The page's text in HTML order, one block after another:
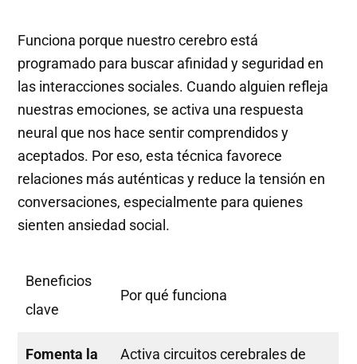
Funciona porque nuestro cerebro está
programado para buscar afinidad y seguridad en
las interacciones sociales. Cuando alguien refleja
nuestras emociones, se activa una respuesta
neural que nos hace sentir comprendidos y
aceptados. Por eso, esta técnica favorece
relaciones más auténticas y reduce la tensión en
conversaciones, especialmente para quienes
sienten ansiedad social.
Beneficios
clave
Por qué funciona
Fomenta la
Activa circuitos cerebrales de